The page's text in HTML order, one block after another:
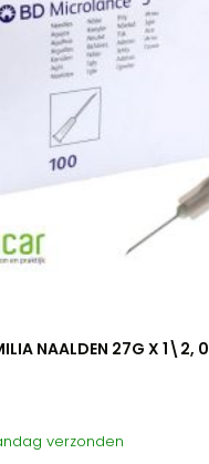
NAALDEN 27G X 1\2,
verzonden